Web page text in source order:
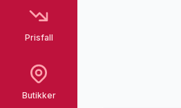
Prisfall
Butikker